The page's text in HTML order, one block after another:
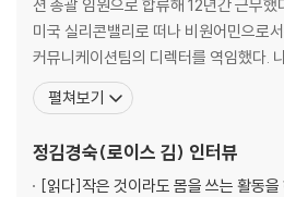
Chapter 5 평생 가는 영어 체력을 다져라
영어 공부 ‘결심’, 절대 하지 마라| 영어도
Chapter 6 영어를 계속하기 위한 습관 설계
첫째, 내 영어가 나아지고 있다는 증거 쌓
라도 써먹기| 다섯째, 영어 불씨 함께 지키기
Chapter 7 영어라는 망망대해에서 우리에
션 총괄 임원으로 합류해 12년간 근무
미국 실리콘밸리로 떠나 비원어민으로
커뮤니케이션팀의 디렉터를 역임했다.
해나가는 실행력으로 〈유퀴즈〉, 〈세바시
을 한몸에 받았고 그로부터 정확히 6개
화를 오히려 30년 직장 생활에서 가장 많
펼쳐보기
정김경숙(로이스 김) 인터뷰
[읽다]작은 것이라도 몸을 쓰는 활동을